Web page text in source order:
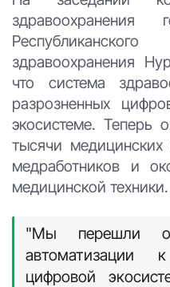
здравоохранения
здравоохранения
что система
разрозненных
экосистеме. Теперь
тысячи
медработников и
медицинской техники.
"Мы перешли
автоматизации
цифровой